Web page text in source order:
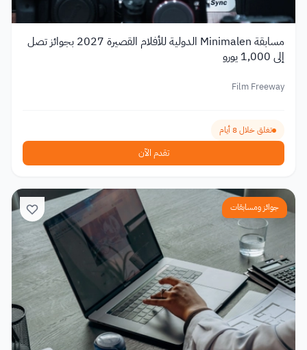
مسابقة Minimalen الدولية للأفلام القصيرة 2027 بجوائز تصل
إلى 1,000 يورو
Film Freeway
تغلق خلال 8 أيام
تقدم الآن
جوائز ومسابقات